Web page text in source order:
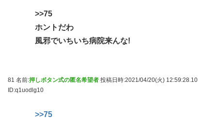
>>75
ホントだわ
風邪でいちいち病院来んな!
81 名前:押しボタン式の匿名希望者 投稿日時:2021/04/20(火) 12:59:28.10
ID:q1uodlg10
>>75